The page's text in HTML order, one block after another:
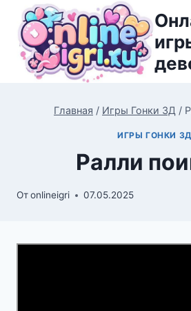
Перейти
содержимому
Главная / Игры Гонки 3Д /
ИГРЫ ГОНКИ 3Д
Ралли
Отonlineigri 07.05.2025